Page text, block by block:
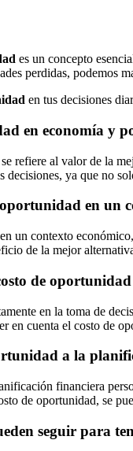
es un concepto
perdidas, podemos
en tus decisiones
en economía y
refiere al valor de la
decisiones, ya que no
en un
un contexto
de la mejor
de
en la toma de
en cuenta el costo de
a la
financiera
de oportunidad, se
seguir para